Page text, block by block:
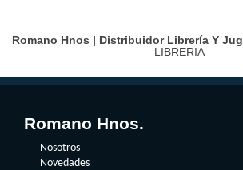
Romano Hnos | Distribuidor Librería Y
LIBRERIA
Romano Hnos.
Nosotros
Novedades